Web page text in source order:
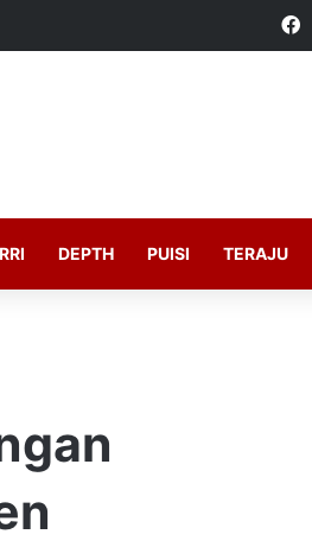
DEPTH PUISI TERAJU